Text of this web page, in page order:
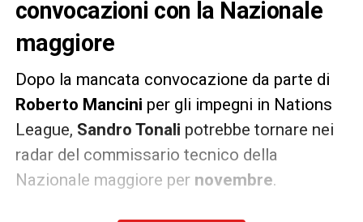
convocazioni con la Nazionale
maggiore
Dopo la mancata convocazione da parte di
Roberto Mancini per gli impegni in Nations
League, Sandro Tonali potrebbe tornare nei
radar del commissario tecnico della
Nazionale maggiore per novembre.